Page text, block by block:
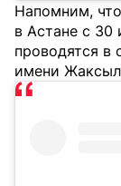
Напомним,
в Астане с
проводятся в
имени